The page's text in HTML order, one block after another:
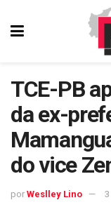
TCE-PB
da ex-
do vice
por Weslley Lino